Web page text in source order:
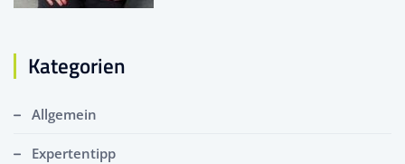
Kategorien
Allgemein
Expertentipp